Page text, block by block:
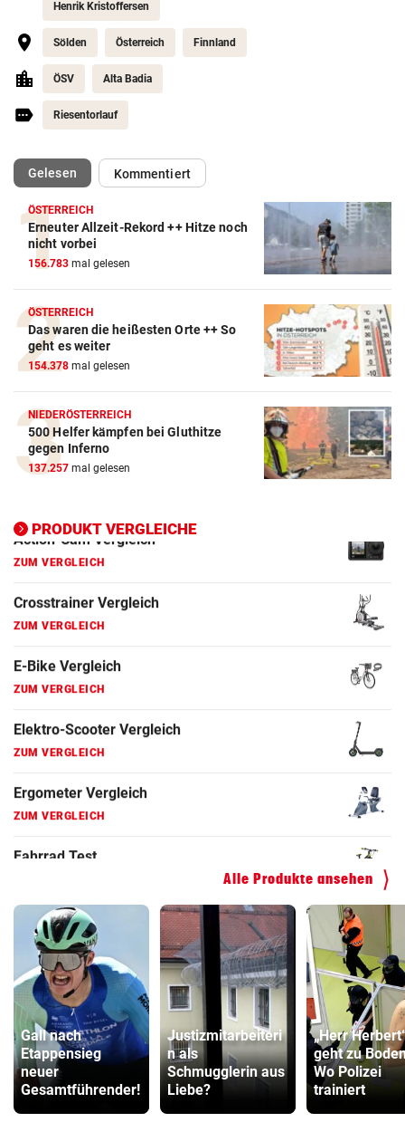
Henrik Kristoffersen
Sölden Österreich Finnland
ÖSV Alta Badia
Riesentorlauf
Gelesen(ausgewählt)Kommentiert
ÖSTERREICH
Erneuter Allzeit-Rekord ++ Hitze noch
nicht vorbei
156.783 mal gelesen
ÖSTERREICH
Das waren die heißesten Orte ++ So
geht es weiter
154.378 mal gelesen
NIEDERÖSTERREICH
500 Helfer kämpfen bei Gluthitze
gegen Inferno
137.257 mal gelesen
PRODUKT VERGLEICHE
Action-Cam Vergleich
ZUM VERGLEICH
Crosstrainer Vergleich
ZUM VERGLEICH
E-Bike Vergleich
ZUM VERGLEICH
Elektro-Scooter Vergleich
Ergometer Vergleich
ZUM VERGLEICH
Fahrrad Test
ZUM VERGLEICH
Fahrradanhänger Vergleich
ZUM VERGLEICH
Faszienrolle Vergleich
ZUM VERGLEICH
Hoverboard Vergleich
ZUM VERGLEICH
Kinderfahrrad Vergleich
Alle Produkte ansehen
Gall nach
Etappensieg
neuer
Gesamtführender!
Justizmitarbeiteri
n als
Schmugglerin aus
Liebe?
„Herr
geht zu
Wo Polizei
trainiert